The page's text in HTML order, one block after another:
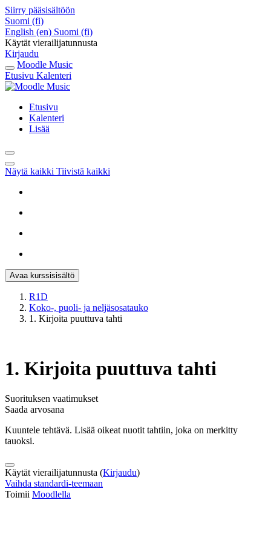
Siirry pääsisältöön
Suomi ‎(fi)‎
English ‎(en)‎ Suomi ‎(fi)‎
Käytät vierailijatunnusta
Kirjaudu
Moodle Music
Etusivu Kalenteri
Etusivu
Kalenteri
Lisää
Näytä kaikki Tiivistä kaikki
Avaa kurssisisältö
R1D
Koko-, puoli- ja neljäsosatauko
1. Kirjoita puuttuva tahti
1. Kirjoita puuttuva tahti
Suorituksen vaatimukset
Saada arvosana
Kuuntele tehtävä. Lisää oikeat nuotit tahtiin, joka on merkitty
tauoksi.
Käytät vierailijatunnusta (Kirjaudu)
Vaihda standardi-teemaan
Toimii Moodlella